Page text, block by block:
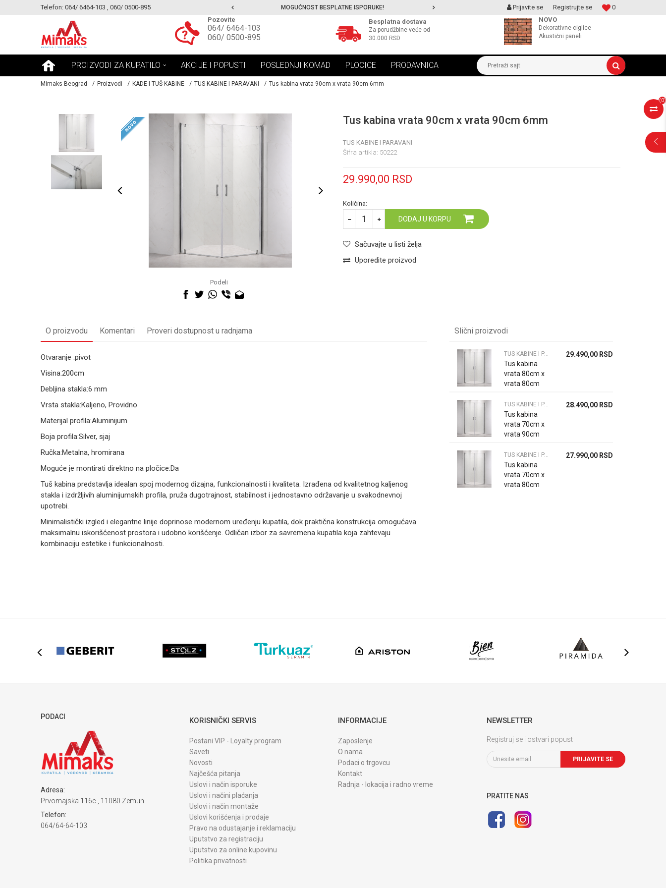
Telefon: 064/ 6464-103 , 060/ 0500-895
MOGUCNOST MONTAŽE PROIZVODA MOGUĆNOST BESPLATNE ISPORUKE! MOGUCNOST MONTAŽE PROIZVODA 0
Prijavite se
Registrujte se
Pozovite
064/ 6464-103
060/ 0500-895
Besplatna dostava
Za porudžbine veće od
30.000 RSD
NOVO
Dekorativne ciglice
Akustični paneli
PROIZVODI ZA KUPATILO AKCIJE I POPUSTI POSLEDNJI KOMAD PLOCICE PRODAVNICA Pretraži sajt
(0)
Mimaks Beograd Proizvodi KADE I TUŠ KABINE TUS KABINE I PARAVANI Tus kabina vrata 90cm x vrata 90cm 6mm
Podeli
Tus kabina vrata 90cm x vrata 90cm 6mm
TUS KABINE I PARAVANI
Šifra artikla: 50222
29.990,00 RSD
Količina:
DODAJ U KORPU
Sačuvajte u listi želja
Uporedite proizvod
O proizvodu Komentari Proveri dostupnost u radnjama
Otvaranje :pivot
Visina:200cm
Debljina stakla:6 mm
Vrsta stakla:Kaljeno, Providno
Materijal profila:Aluminijum
Boja profila:Silver, sjaj
Ručka:Metalna, hromirana
Moguće je montirati direktno na pločice:Da
Tuš kabina predstavlja idealan spoj modernog dizajna, funkcionalnosti i kvaliteta. Izrađena od kvalitetnog kaljenog
stakla i izdržljivih aluminijumskih profila, pruža dugotrajnost, stabilnost i jednostavno održavanje u svakodnevnoj
upotrebi.
Minimalistički izgled i elegantne linije doprinose modernom uređenju kupatila, dok praktična konstrukcija omogućava
maksimalnu iskorišćenost prostora i udobno korišćenje. Odličan izbor za savremena kupatila koja zahtevaju
kombinaciju estetike i funkcionalnosti.
Slični proizvodi
TUS KABINE I PARAVANI
Tus kabina
vrata 80cm x
vrata 80cm
29.490,00 RSD
TUS KABINE I PARAVANI
Tus kabina
vrata 70cm x
vrata 90cm
28.490,00 RSD
TUS KABINE I PARAVANI
Tus kabina
vrata 70cm x
vrata 80cm
27.990,00 RSD
PODACI
Adresa:
Prvomajska 116c , 11080 Zemun
Telefon:
064/64-64-103
KORISNIČKI SERVIS
Postani VIP - Loyalty program
Saveti
Novosti
Najčešća pitanja
Uslovi i način isporuke
Uslovi i načini plaćanja
Uslovi i način montaže
Uslovi korišćenja i prodaje
Pravo na odustajanje i reklamaciju
Uputstvo za registraciju
Uputstvo za online kupovinu
Politika privatnosti
INFORMACIJE
Zaposlenje
O nama
Podaci o trgovcu
Kontakt
Radnja - lokacija i radno vreme
NEWSLETTER
Registruj se i ostvari popust
PRIJAVITE SE
PRATITE NAS